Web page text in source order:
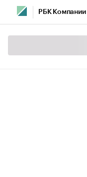
РБК Компании